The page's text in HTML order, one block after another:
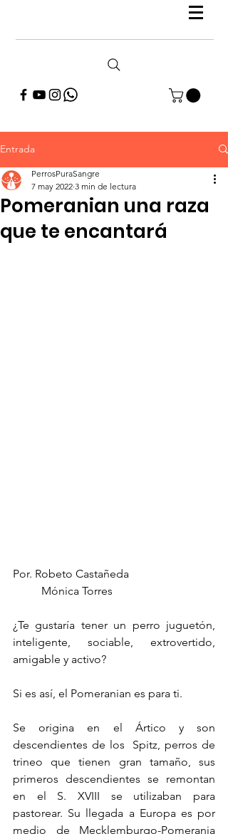
Entrada
Pomeranian una raza
que te encantará
PerrosPuraSangre
7 may 2022 3 min de lectura
Por. Robeto Castañeda
	Mónica Torres
¿Te gustaría tener un perro juguetón,
inteligente, sociable, extrovertido,
amigable y activo?
Si es así, el Pomeranian es para ti.
Se origina en el Ártico y son
descendientes de los  Spitz, perros de
trineo que tienen gran tamaño, sus
primeros descendientes se remontan
en el S. XVIII se utilizaban para
pastorear. Su llegada a Europa es por
medio de Mecklemburgo-Pomerania